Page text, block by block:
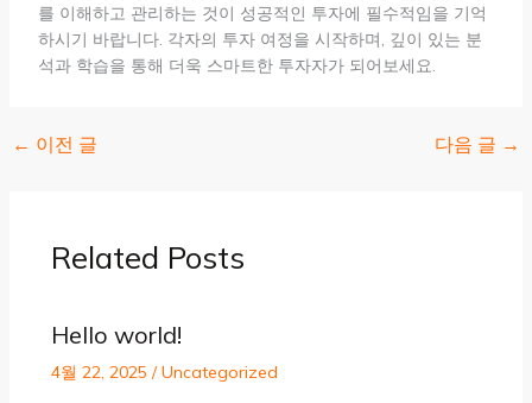
를 이해하고 관리하는 것이 성공적인 투자에 필수적임을 기억
하시기 바랍니다. 각자의 투자 여정을 시작하며, 깊이 있는 분
석과 학습을 통해 더욱 스마트한 투자자가 되어보세요.
← 이전 글 다음 글 →
Related Posts
Hello world!
4월 22, 2025 /Uncategorized